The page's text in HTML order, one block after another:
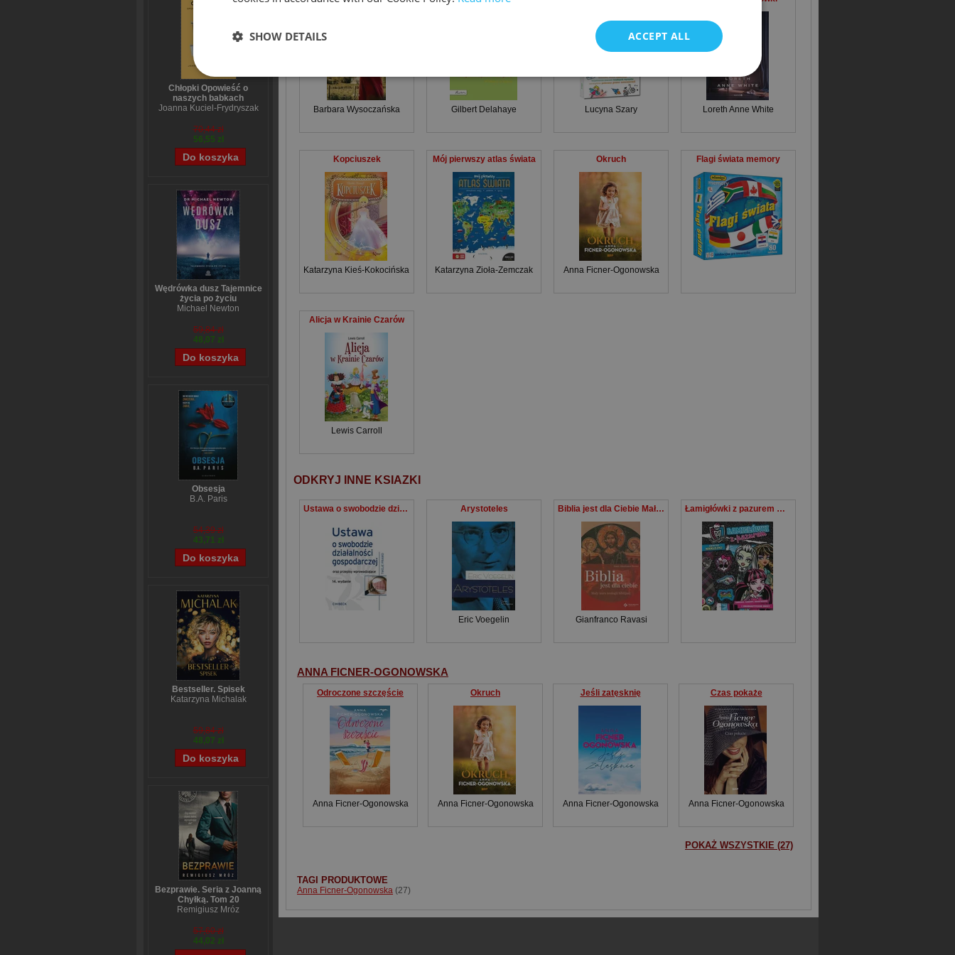
Chłopki Opowieść o
naszych babkach
Joanna Kuciel-Frydryszak
70,44 zł
56,55 zł
Wędrówka dusz Tajemnice
życia po życiu
Michael Newton
59,84 zł
48,07 zł
Obsesja
B.A. Paris
54,39 zł
43,71 zł
Bestseller. Spisek
Katarzyna Michalak
59,84 zł
48,07 zł
Bezprawie. Seria z Joanną
Chyłką. Tom 20
Remigiusz Mróz
57,60 zł
44,02 zł
Barbara Wysoczańska Gilbert Delahaye Lucyna Szary Loreth Anne White
Kopciuszek
Katarzyna Kieś-Kokocińska Maria Zagnińska
Mój pierwszy atlas świata
Katarzyna Zioła-Zemczak
Okruch
Anna Ficner-Ogonowska
Flagi świata memory
Alicja w Krainie Czarów
Lewis Carroll
ODKRYJ INNE KSIAZKI
Ustawa o swobodzie działalności gospodarczej oraz przepisy wprowadzające Arystoteles
Eric Voegelin
Biblia jest dla Ciebie Mały kurs teologii biblijnej
Gianfranco Ravasi
Łamigłówki z pazurem Monster High
ANNA FICNER-OGONOWSKA
Odroczone szczęście
Anna Ficner-Ogonowska
Okruch
Anna Ficner-Ogonowska
Jeśli zatęsknię
Anna Ficner-Ogonowska
Czas pokaże
Anna Ficner-Ogonowska
POKAŻ WSZYSTKIE (27)
TAGI PRODUKTOWE
Anna Ficner-Ogonowska (27)
ACCEPT ALL
SHOW DETAILS